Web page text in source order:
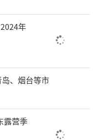
年
、烟台等市
露营季